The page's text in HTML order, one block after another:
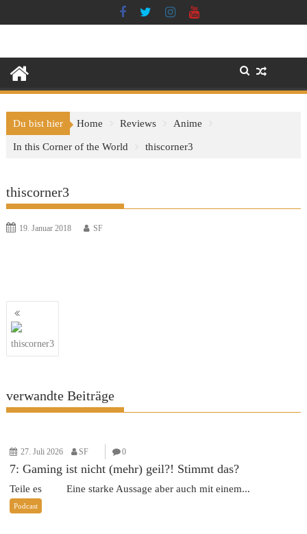
to
Du bist hier Home Reviews Anime
In this Corner of the World thiscorner3
thiscorner3
19. Januar 2018 SF
Beitragsnavigation
thiscorner3
verwandte Beiträge
27. Juli 2026 SF 0
7: Gaming ist nicht (mehr) geil?! Stimmt das?
Teile es Eine starke Aussage aber auch mit einem...
Podcast